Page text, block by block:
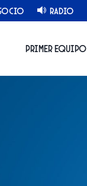
Radio
Primer equipo